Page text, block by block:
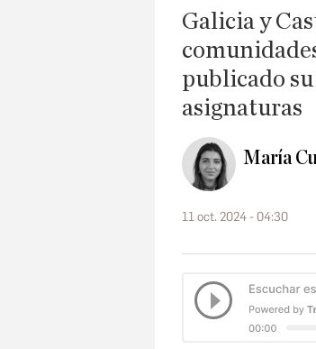
Galicia y
publicado
asignaturas
María
11 oct. 2024 - 04:30